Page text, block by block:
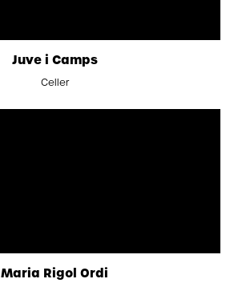
Juve i Camps
Celler
Maria Rigol Ordi